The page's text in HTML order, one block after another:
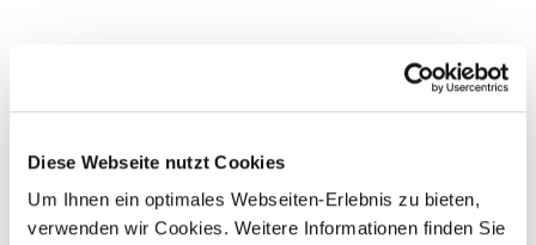
Diese Webseite nutzt Cookies
Um Ihnen ein optimales Webseiten-Erlebnis zu bieten,
verwenden wir Cookies. Weitere Informationen finden Sie
FAQs & Allgemeine
Hinweise
Flug & Anreise